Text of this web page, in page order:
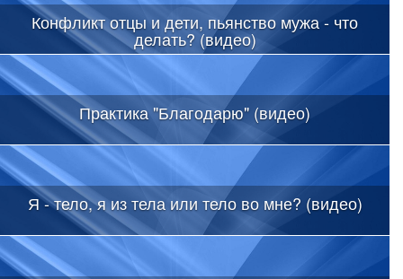
Конфликт отцы и дети, пьянство мужа - что
делать? (видео)
Практика "Благодарю" (видео)
Я - тело, я из тела или тело во мне? (видео)